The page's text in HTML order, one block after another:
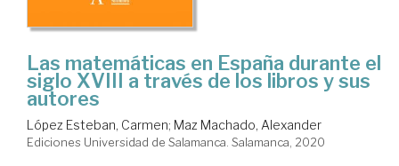
Las matemáticas en España durante el
siglo XVIII a través de los libros y sus
autores
López Esteban, Carmen; Maz Machado, Alexander
Ediciones Universidad de Salamanca. Salamanca, 2020